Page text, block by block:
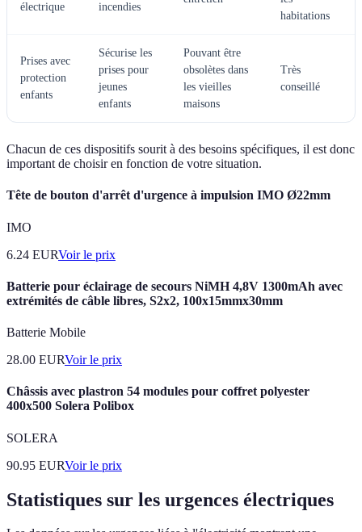
électrique incendies
habitations
Prises avec
protection
enfants
Sécurise les
prises pour
jeunes
enfants
Pouvant être
obsolètes dans
les vieilles
maisons
Très
conseillé
Chacun de ces dispositifs sourit à des besoins spécifiques, il est donc
important de choisir en fonction de votre situation.
Tête de bouton d'arrêt d'urgence à impulsion IMO Ø22mm
IMO
6.24 EURVoir le prix
Batterie pour éclairage de secours NiMH 4,8V 1300mAh avec
extrémités de câble libres, S2x2, 100x15mmx30mm
Batterie Mobile
28.00 EURVoir le prix
Châssis avec plastron 54 modules pour coffret polyester
400x500 Solera Polibox
SOLERA
90.95 EURVoir le prix
Statistiques sur les urgences électriques